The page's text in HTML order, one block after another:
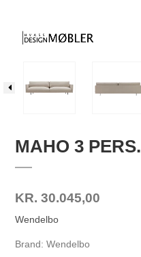
MAHO 3 PERS.
KR. 30.045,00
Wendelbo
Brand: Wendelbo